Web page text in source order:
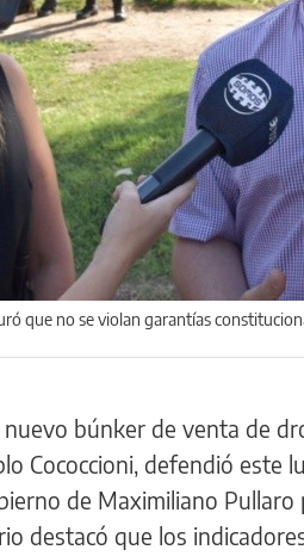
que no se violan garantías
búnker de venta de
Cococcioni, defendió este
de Maximiliano Pullaro
destacó que los